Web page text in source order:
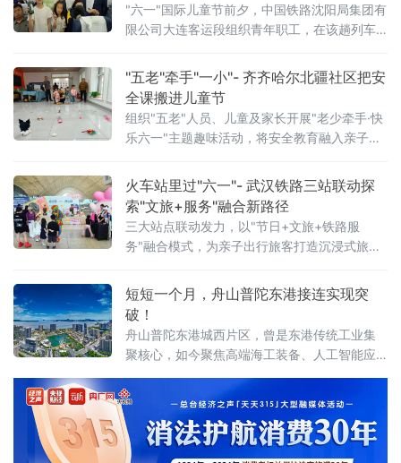
"六一"国际儿童节前夕，中国铁路沈阳局集团有
限公司大连客运段组织青年职工，在该趟列车
这个六一，坐高铁去撒
"五老"牵手"一小"- 齐齐哈尔北疆社区把安
全课搬进儿童节
组织"五老"人员、儿童及家长开展"老少牵手·快
乐六一"主题趣味活动，将安全教育融入亲子游
现场设置了多项互动游戏，社区"五老"与孩子们
携手参与、亲密配合。"五老"人员耐心示范游戏
火车站里过"六一"- 武汉铁路三站联动探
索"文旅+服务"融合新路径
三大站点联动发力，以"节日+文旅+铁路服
务"融合模式，为亲子出行旅客打造沉浸式旅途
站、武汉东站设联动分会场，重点面向环线列
车亲子出行旅客打造特色服务。活动前期，车
站依
短短一个月，舟山普陀东港接连实现突
破！
舟山普陀东港城西片区，曾是东港传统工业集
聚核心，如今聚焦高端海工装备、人工智能应
批优质企业相继落地，汽车零售总部集聚区也
加速成型，新能源汽车集合店二期等关键项目
稳步推进，发展动能持续增强。